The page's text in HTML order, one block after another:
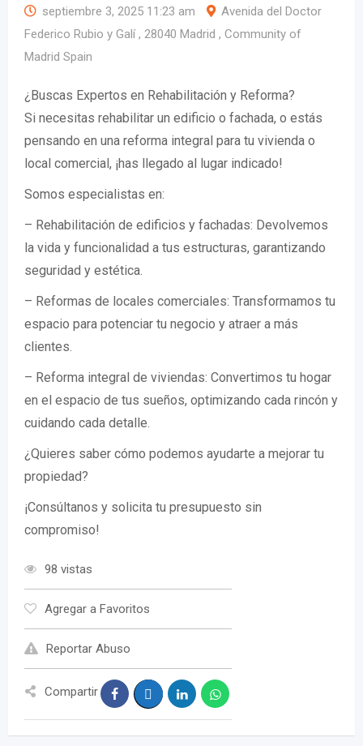
septiembre 3, 2025 11:23 am
Avenida del Doctor
Federico Rubio y Galí , 28040 Madrid , Community of
Madrid Spain
¿Buscas Expertos en Rehabilitación y Reforma?
Si necesitas rehabilitar un edificio o fachada, o estás
pensando en una reforma integral para tu vivienda o
local comercial, ¡has llegado al lugar indicado!
Somos especialistas en:
– Rehabilitación de edificios y fachadas: Devolvemos
la vida y funcionalidad a tus estructuras, garantizando
seguridad y estética.
– Reformas de locales comerciales: Transformamos tu
espacio para potenciar tu negocio y atraer a más
clientes.
– Reforma integral de viviendas: Convertimos tu hogar
en el espacio de tus sueños, optimizando cada rincón y
cuidando cada detalle.
¿Quieres saber cómo podemos ayudarte a mejorar tu
propiedad?
¡Consúltanos y solicita tu presupuesto sin
compromiso!
98 vistas
Agregar a Favoritos
Reportar Abuso
Compartir